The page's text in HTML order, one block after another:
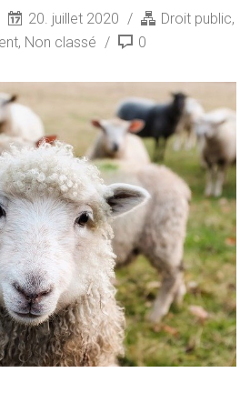
20. juillet 2020 Droit public,
, Non classé 0